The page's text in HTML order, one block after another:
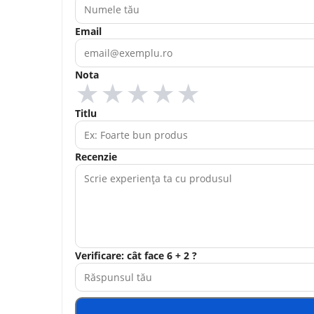
Email
Nota
★
★
★
★
★
Titlu
Recenzie
Verificare: cât face 6 + 2 ?